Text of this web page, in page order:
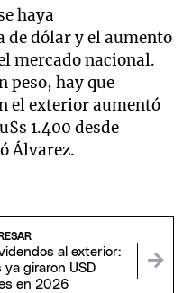
haya
de dólar y el aumento
mercado nacional.
peso, hay que
el exterior aumentó
1.400 desde
Álvarez.
al exterior:
ya giraron USD
en 2026